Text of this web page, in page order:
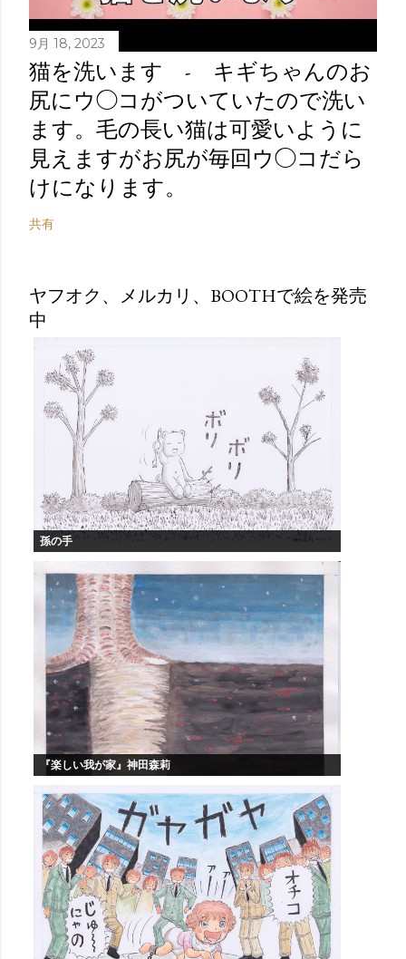
9月 18, 2023
猫を洗います - キギちゃんのお
尻にウ◯コがついていたので洗い
ます。毛の長い猫は可愛いように
見えますがお尻が毎回ウ◯コだら
けになります。
共有
ヤフオク、メルカリ、BOOTHで絵を発売
中
孫の手
『楽しい我が家』神田森莉